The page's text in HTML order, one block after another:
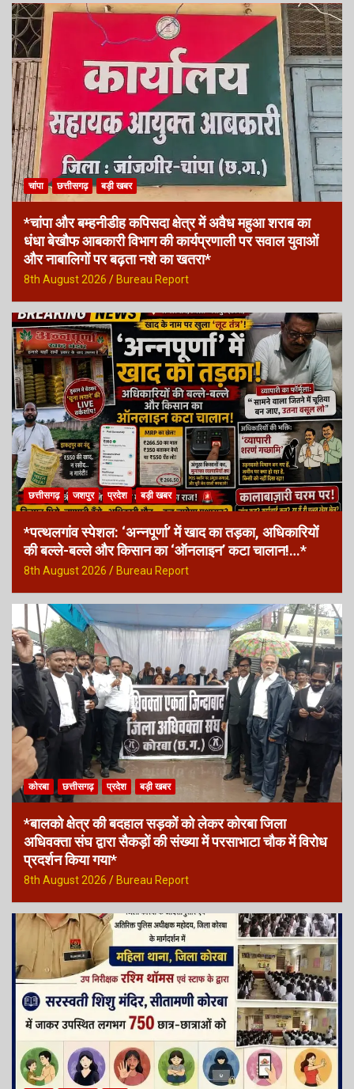
चांपा छत्तीसगढ़ बड़ी खबर
*चांपा और बम्हनीडीह कपिसदा क्षेत्र में अवैध महुआ शराब का
धंधा बेखौफ आबकारी विभाग की कार्यप्रणाली पर सवाल युवाओं
और नाबालिगों पर बढ़ता नशे का खतरा*
8th August 2026 Bureau Report
छत्तीसगढ़ जशपुर प्रदेश बड़ी खबर
*पत्थलगांव स्पेशल: ‘अन्नपूर्णा’ में खाद का तड़का, अधिकारियों
की बल्ले-बल्ले और किसान का ‘ऑनलाइन’ कटा चालान!…*
8th August 2026 Bureau Report
कोरबा छत्तीसगढ़ प्रदेश बड़ी खबर
*बालको क्षेत्र की बदहाल सड़कों को लेकर कोरबा जिला
अधिवक्ता संघ द्वारा सैकड़ों की संख्या में परसाभाटा चौक में विरोध
प्रदर्शन किया गया*
8th August 2026 Bureau Report